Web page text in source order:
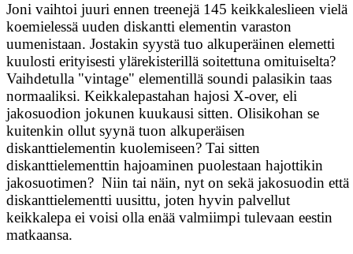
Joni vaihtoi juuri ennen treenejä 145 keikkaleslieen vielä
koemielessä uuden diskantti elementin varaston
uumenistaan. Jostakin syystä tuo alkuperäinen elemetti
kuulosti erityisesti ylärekisterillä soitettuna omituiselta?
Vaihdetulla "vintage" elementillä soundi palasikin taas
normaaliksi. Keikkalepastahan hajosi X-over, eli
jakosuodion jokunen kuukausi sitten. Olisikohan se
kuitenkin ollut syynä tuon alkuperäisen
diskanttielementin kuolemiseen? Tai sitten
diskanttielementtin hajoaminen puolestaan hajottikin
jakosuotimen? Niin tai näin, nyt on sekä jakosuodin että
diskanttielementti uusittu, joten hyvin palvellut
keikkalepa ei voisi olla enää valmiimpi tulevaan eestin
matkaansa.